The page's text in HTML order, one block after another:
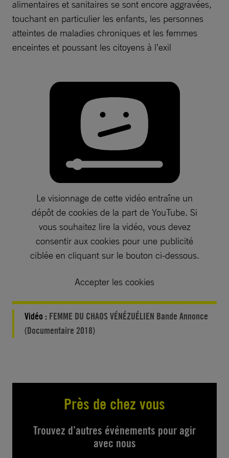
alimentaires et sanitaires se sont encore aggravées,
touchant en particulier les enfants, les personnes
atteintes de maladies chroniques et les femmes
enceintes et poussant les citoyens à l’exil
Le visionnage de cette vidéo entraîne un
dépôt de cookies de la part de YouTube. Si
vous souhaitez lire la vidéo, vous devez
consentir aux cookies pour une publicité
ciblée en cliquant sur le bouton ci-dessous.
Accepter les cookies
Vidéo : FEMME DU CHAOS VÉNÉZUÉLIEN Bande Annonce
(Documentaire 2018)
Près de chez vous
Trouvez d’autres événements pour agir
avec nous